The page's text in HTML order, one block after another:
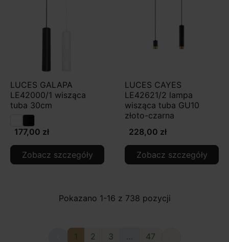
LUCES GALAPA
LE42000/1 wisząca
tuba 30cm
177,00 zł
Zobacz szczegóły
LUCES CAYES
LE42621/2 lampa
wisząca tuba GU10
złoto-czarna
228,00 zł
Zobacz szczegóły
Pokazano 1-16 z 738 pozycji
1 2 3 … 47